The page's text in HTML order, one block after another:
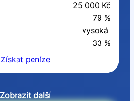
25 000 Kč
79 %
vysoká
33 %
Získat peníze
Zobrazit další